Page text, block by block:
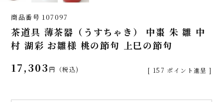
商品番号 107097
茶道具 薄茶器（うすちゃき） 中棗 朱 雛 中
村 湖彩 お雛様 桃の節句 上巳の節句
17,303 税込 [ 157 ポイント進呈 ]